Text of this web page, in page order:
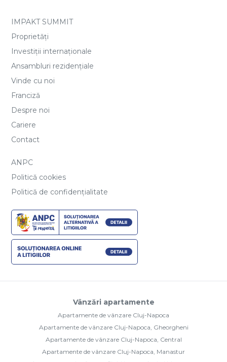
IMPAKT SUMMIT
Proprietăți
Investiții internaționale
Ansambluri rezidențiale
Vinde cu noi
Franciză
Despre noi
Cariere
Contact
ANPC
Politică cookies
Politică de confidențialitate
Vânzări apartamente
Apartamente de vânzare Cluj-Napoca
Apartamente de vânzare Cluj-Napoca, Gheorgheni
Apartamente de vânzare Cluj-Napoca, Central
Apartamente de vânzare Cluj-Napoca, Manastur